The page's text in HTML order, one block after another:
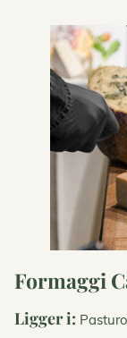
Formaggi
Ligger i: